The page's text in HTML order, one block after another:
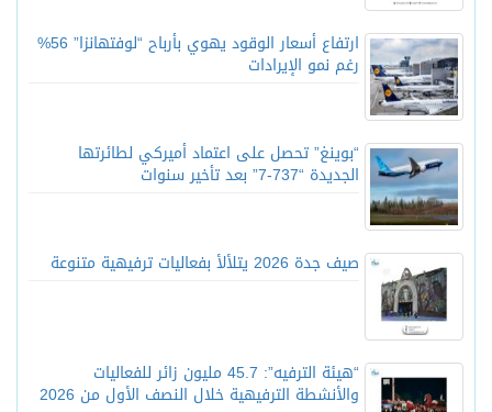
ارتفاع أسعار الوقود يهوي بأرباح “لوفتهانزا” 56%
رغم نمو الإيرادات
“بوينغ” تحصل على اعتماد أميركي لطائرتها
الجديدة “737-7” بعد تأخير سنوات
صيف جدة 2026 يتلألأ بفعاليات ترفيهية متنوعة
“هيئة الترفيه”: 45.7 مليون زائر للفعاليات
والأنشطة الترفيهية خلال النصف الأول من 2026